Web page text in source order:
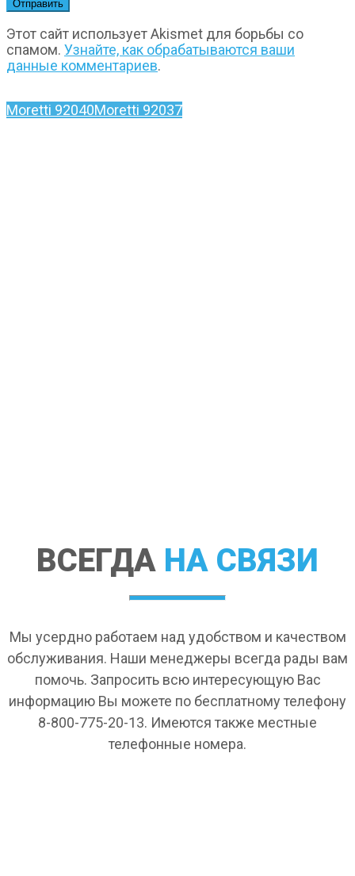
Этот сайт использует Akismet для борьбы со
спамом. Узнайте, как обрабатываются ваши
данные комментариев.
Moretti 92040Moretti 92037
ВСЕГДА НА СВЯЗИ
Мы усердно работаем над удобством и качеством
обслуживания. Наши менеджеры всегда рады вам
помочь. Запросить всю интересующую Вас
информацию Вы можете по бесплатному телефону
8-800-775-20-13. Имеются также местные
телефонные номера.